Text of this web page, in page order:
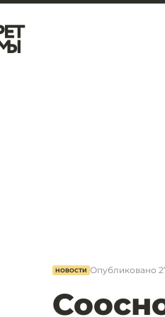
НОВОСТИ Опубликовано